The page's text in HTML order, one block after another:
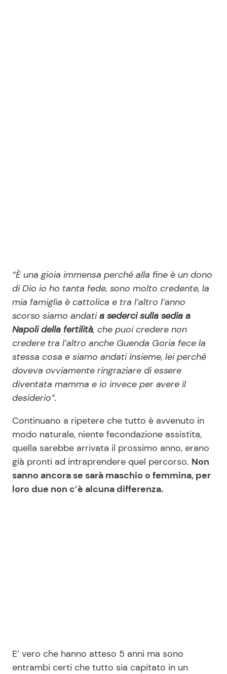
“È una gioia immensa perché alla fine è un dono
di Dio io ho tanta fede, sono molto credente, la
mia famiglia è cattolica e tra l’altro l’anno
scorso siamo andatia sederci sulla sedia a
Napoli della fertilità, che puoi credere non
credere tra l’altro anche Guenda Goria fece la
stessa cosa e siamo andati insieme, lei perché
doveva ovviamente ringraziare di essere
diventata mamma e io invece per avere il
desiderio”.
Continuano a ripetere che tutto è avvenuto in
modo naturale, niente fecondazione assistita,
quella sarebbe arrivata il prossimo anno, erano
già pronti ad intraprendere quel percorso. Non
sanno ancora se sarà maschio o femmina, per
loro due non c’è alcuna differenza.
E’ vero che hanno atteso 5 anni ma sono
entrambi certi che tutto sia capitato in un